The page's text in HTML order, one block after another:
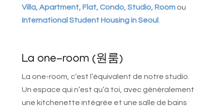
Villa, Apartment, Flat, Condo, Studio, Roomou
International Student Housing in Seoul
La one-room (원룸)
La one-room, c’est l’équivalent de notre studio.
Un espace qui n’est qu’à toi, avec généralement
une kitchenette intégrée et une salle de bains